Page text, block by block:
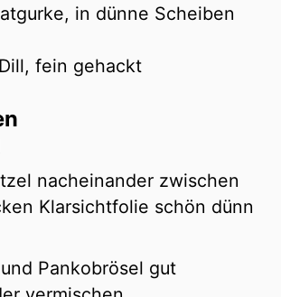
in dünne Scheiben
fein gehackt
nacheinander zwischen
Klarsichtfolie schön dünn
Pankobrösel gut